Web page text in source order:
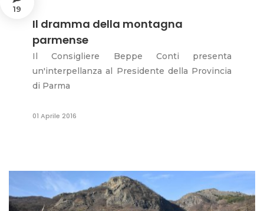
19
Il dramma della montagna
parmense
Il Consigliere Beppe Conti presenta
un'interpellanza al Presidente della Provincia
di Parma
01 Aprile 2016